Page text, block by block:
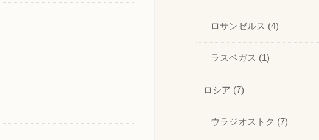
ロサンゼルス (4)
ラスベガス (1)
ロシア (7)
ウラジオストク (7)